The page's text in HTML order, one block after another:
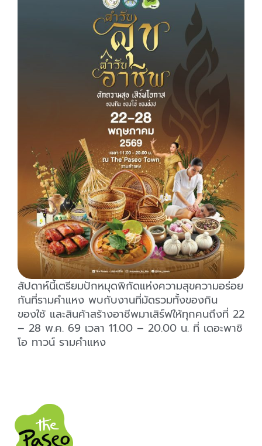
สัปดาห์นี้เตรียมปักหมุดพิกัดแห่งความสุขความอร่อย
กันที่รามคำแหง พบกับงานที่มัดรวมทั้งของกิน
ของใช้ และสินค้าสร้างอาชีพมาเสิร์ฟให้ทุกคนถึงที่ 22
– 28 พ.ค. 69 เวลา 11.00 – 20.00 น. ที่ เดอะพาซิ
โอ ทาวน์ รามคำแหง